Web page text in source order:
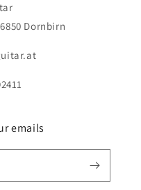
Dornbirn
emails